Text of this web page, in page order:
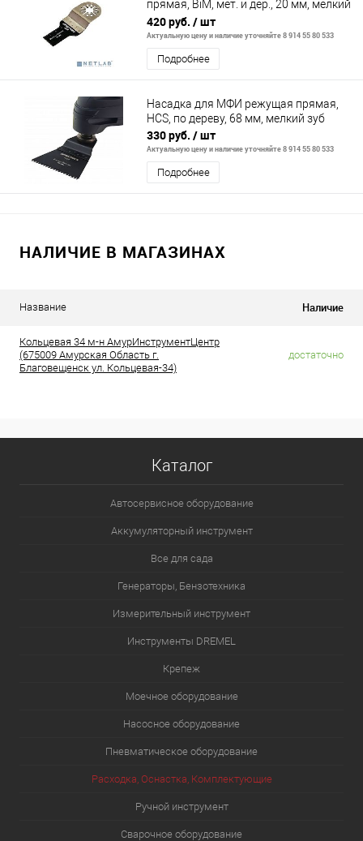
прямая, BiM, мет. и дер., 20 мм, мелкий
зуб
420 руб. / шт
Актуальную цену и наличие уточняйте 8 914 55 80 533
Подробнее
Насадка для МФИ режущая прямая,
HCS, по дереву, 68 мм, мелкий зуб
330 руб. / шт
Актуальную цену и наличие уточняйте 8 914 55 80 533
Подробнее
НАЛИЧИЕ В МАГАЗИНАХ
Название Наличие
Кольцевая 34 м-н АмурИнструментЦентр
(675009 Амурская Область г.
Благовещенск ул. Кольцевая-34)
достаточно
Каталог
Автосервисное оборудование
Аккумуляторный инструмент
Все для сада
Генераторы, Бензотехника
Измерительный инструмент
Инструменты DREMEL
Крепеж
Моечное оборудование
Насосное оборудование
Пневматическое оборудование
Расходка, Оснастка, Комплектующие
Ручной инструмент
Сварочное оборудование